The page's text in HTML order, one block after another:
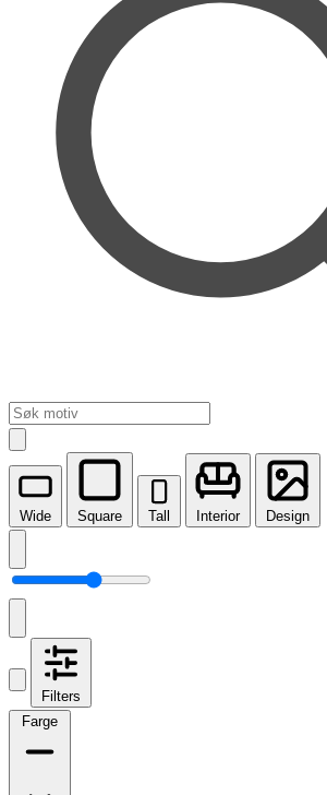
Wide Square Tall Interior Design
Filters
Farge